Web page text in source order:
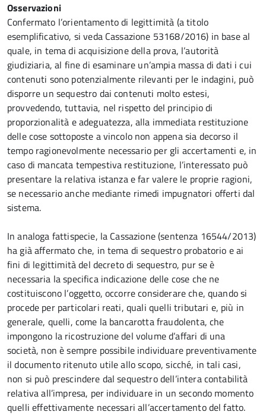
Osservazioni
Confermato l’orientamento di legittimità (a titolo
esemplificativo, si veda Cassazione 53168/2016) in base al
quale, in tema di acquisizione della prova, l’autorità
giudiziaria, al fine di esaminare un’ampia massa di dati i cui
contenuti sono potenzialmente rilevanti per le indagini, può
disporre un sequestro dai contenuti molto estesi,
provvedendo, tuttavia, nel rispetto del principio di
proporzionalità e adeguatezza, alla immediata restituzione
delle cose sottoposte a vincolo non appena sia decorso il
tempo ragionevolmente necessario per gli accertamenti e, in
caso di mancata tempestiva restituzione, l’interessato può
presentare la relativa istanza e far valere le proprie ragioni,
se necessario anche mediante rimedi impugnatori offerti dal
sistema.
In analoga fattispecie, la Cassazione (sentenza 16544/2013)
ha già affermato che, in tema di sequestro probatorio e ai
fini di legittimità del decreto di sequestro, pur se è
necessaria la specifica indicazione delle cose che ne
costituiscono l’oggetto, occorre considerare che, quando si
procede per particolari reati, quali quelli tributari e, più in
generale, quelli, come la bancarotta fraudolenta, che
impongono la ricostruzione del volume d’affari di una
società, non è sempre possibile individuare preventivamente
il documento ritenuto utile allo scopo, sicché, in tali casi,
non si può prescindere dal sequestro dell’intera contabilità
relativa all’impresa, per individuare in un secondo momento
quelli effettivamente necessari all’accertamento del fatto.